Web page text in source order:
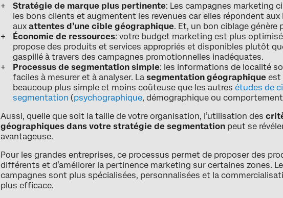
Stratégie de marque plus pertinente: Les campagnes marketing
les bons clients et augmentent les revenues car elles répondent
aux attentes d’une cible géographique. Et, un bon ciblage génère
Économie de ressources: votre budget marketing est plus optimisé
propose des produits et services appropriés et disponibles plutôt
gaspillé à travers des campagnes promotionnelles inadéquates.
Processus de segmentation simple: les informations de localité
faciles à mesurer et à analyser. La segmentation géographique est
beaucoup plus simple et moins coûteuse que les autres études de
segmentation (psychographique, démographique ou
Aussi, quelle que soit la taille de votre organisation, l’utilisation des
géographiques dans votre stratégie de segmentation peut se
avantageuse.
Pour les grandes entreprises, ce processus permet de proposer des
différents et d’améliorer la pertinence marketing sur certaines zones.
campagnes sont plus spécialisées, personnalisées et la
plus efficace.